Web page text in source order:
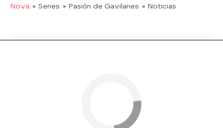
Nova » Series » Pasión de Gavilanes » Noticias